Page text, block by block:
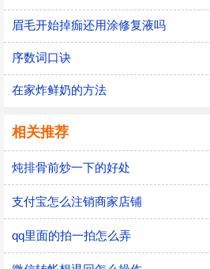
眉毛开始掉痂还用涂修复液吗
序数词口诀
在家炸鲜奶的方法
相关推荐
炖排骨前炒一下的好处
支付宝怎么注销商家店铺
qq里面的拍一拍怎么弄